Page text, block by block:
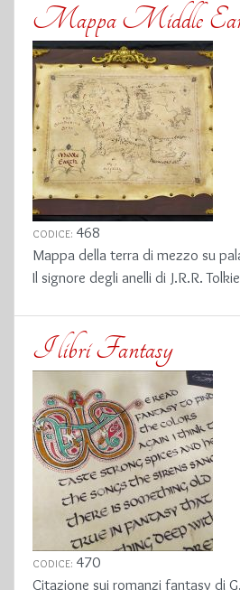
Mappa Middle
CODICE: 468
Mappa della terra di mezzo su
Il signore degli anelli di J.R.R.
I libri Fantasy
CODICE: 470
Citazione sui romanzi fantasy di